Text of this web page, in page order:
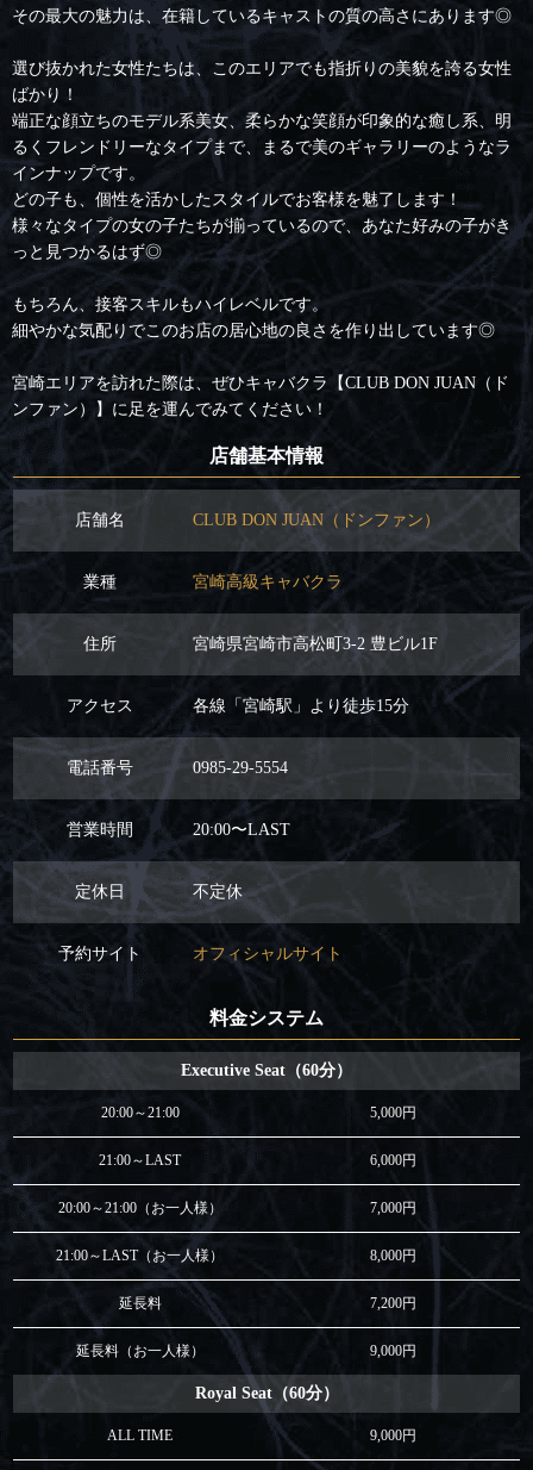
その最大の魅力は、在籍しているキャストの質の高さにあります◎
選び抜かれた女性たちは、このエリアでも指折りの美貌を誇る女性
ばかり！
端正な顔立ちのモデル系美女、柔らかな笑顔が印象的な癒し系、明
るくフレンドリーなタイプまで、まるで美のギャラリーのようなラ
インナップです。
どの子も、個性を活かしたスタイルでお客様を魅了します！
様々なタイプの女の子たちが揃っているので、あなた好みの子がき
っと見つかるはず◎
もちろん、接客スキルもハイレベルです。
細やかな気配りでこのお店の居心地の良さを作り出しています◎
宮崎エリアを訪れた際は、ぜひキャバクラ【CLUB DON JUAN（ド
ンファン）】に足を運んでみてください！
店舗基本情報
店舗名 CLUB DON JUAN（ドンファン）
業種 宮崎高級キャバクラ
住所 宮崎県宮崎市高松町3-2 豊ビル1F
アクセス 各線「宮崎駅」より徒歩15分
電話番号 0985-29-5554
営業時間 20:00〜LAST
定休日 不定休
予約サイト オフィシャルサイト
料金システム
Executive Seat（60分）
20:00～21:00 5,000円
21:00～LAST 6,000円
20:00～21:00（お一人様） 7,000円
21:00～LAST（お一人様） 8,000円
延長料 7,200円
延長料（お一人様） 9,000円
Royal Seat（60分）
ALL TIME 9,000円